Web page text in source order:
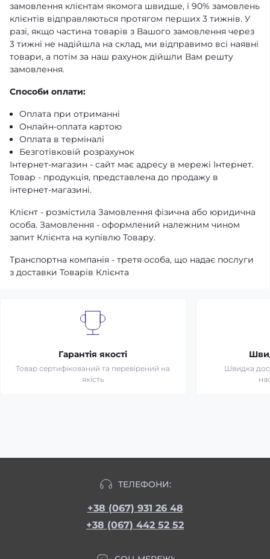
замовлення клієнтам якомога швидше, і 90% замовлень
клієнтів відправляються протягом перших 3 тижнів. У
разі, якщо частина товарів з Вашого замовлення через
3 тижні не надійшла на склад, ми відправимо всі наявні
товари, а потім за наш рахунок дійшли Вам решту
замовлення.
Способи оплати:
Оплата при отриманні
Онлайн-оплата картою
Оплата в терміналі
Безготівковій розрахунок
Інтернет-магазин - сайт має адресу в мережі Інтернет.
Товар - продукція, представлена ​​до продажу в
інтернет-магазині.
Клієнт - розмістила Замовлення фізична або юридична
особа. Замовлення - оформлений належним чином
запит Клієнта на купівлю Товару.
Транспортна компанія - третя особа, що надає послуги
з доставки Товарів Клієнта
Гарантія якості
Товар сертифікований та перевірений на
якість
Швидка
ТЕЛЕФОНИ:
+38 (067) 931 26 48
+38 (067) 442 52 52